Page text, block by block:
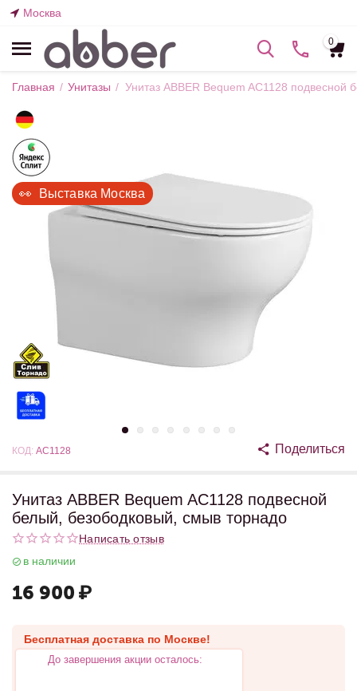
Москва
0
Главная / Унитазы / Унитаз ABBER Bequem AC1128
👀  Выставка Москва
КОД: AC1128 Поделиться
Унитаз ABBER Bequem AC1128 подвесной
белый, безободковый, смыв торнадо
Написать отзыв
в наличии
16 900 ₽
Бесплатная доставка по Москве!
До завершения акции осталось: